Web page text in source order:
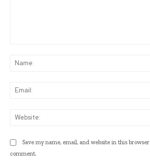
Save my name, email, and website in this
comment.